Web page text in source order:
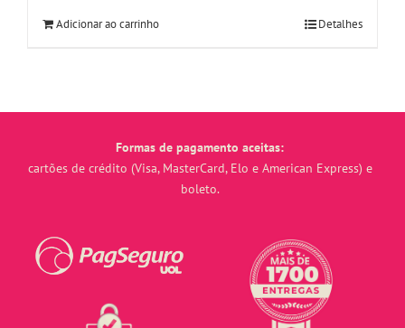
Adicionar ao carrinho Detalhes
Formas de pagamento aceitas:
cartões de crédito (Visa, MasterCard, Elo e American Express) e
boleto.